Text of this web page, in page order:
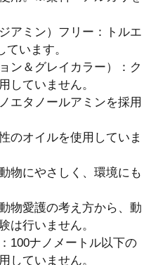
アミン）フリー：トルエ
います。
ン＆グレイカラー）：ク
していません。
エタノールアミンを採用
のオイルを使用していま
物にやさしく、環境にも
物愛護の考え方から、動
は行いません。
100ナノメートル以下の
していません。